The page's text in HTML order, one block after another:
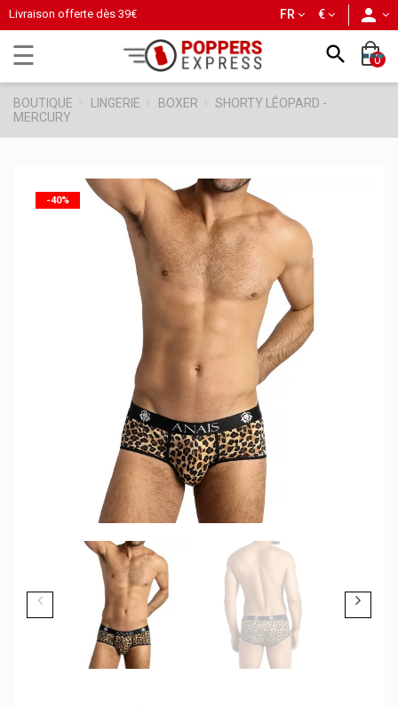
Livraison offerte dès 39€ €
FR
Basculer
la
navigation
☰  0
BOUTIQUE LINGERIE BOXER
SHORTY LÉOPARD -
MERCURY
-40%